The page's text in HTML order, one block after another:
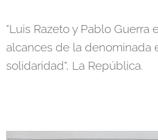
"Luis Razeto y Pablo Guerra
alcances de la denominada
solidaridad", La República.